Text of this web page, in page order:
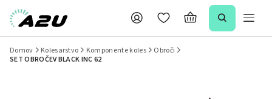
Domov Kolesarstvo Komponente koles
Obroči
SET OBROČEV BLACK INC 62